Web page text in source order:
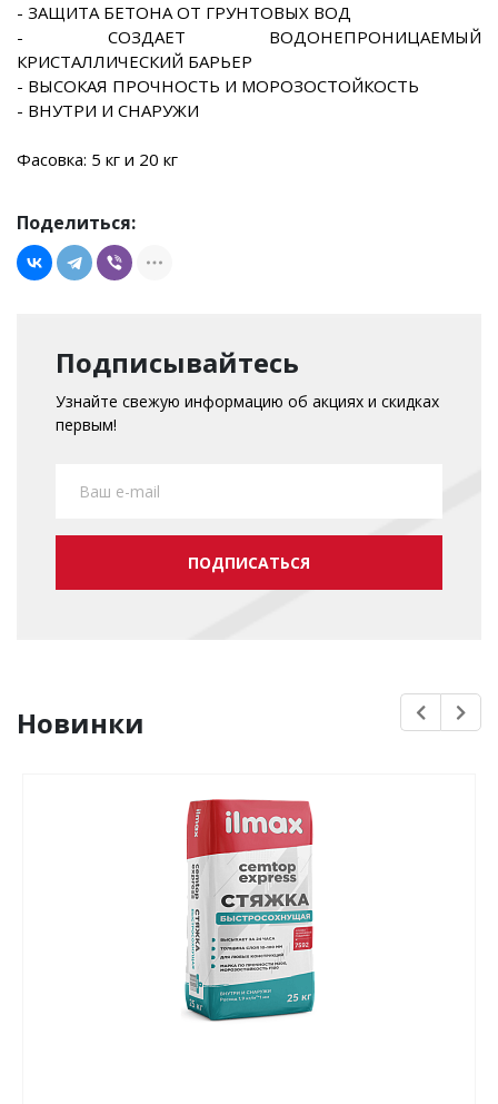
- ЗАЩИТА БЕТОНА ОТ ГРУНТОВЫХ ВОД
- СОЗДАЕТ ВОДОНЕПРОНИЦАЕМЫЙ
КРИСТАЛЛИЧЕСКИЙ БАРЬЕР
- ВЫСОКАЯ ПРОЧНОСТЬ И МОРОЗОСТОЙКОСТЬ
- ВНУТРИ И СНАРУЖИ
Фасовка: 5 кг и 20 кг
Поделиться:
Подписывайтесь
Узнайте свежую информацию об акциях и скидках
первым!
ПОДПИСАТЬСЯ
Новинки